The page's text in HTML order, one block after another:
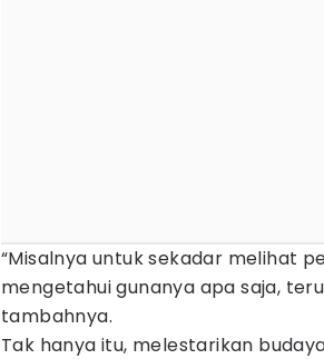
“Misalnya untuk sekadar melihat
mengetahui gunanya apa saja,
tambahnya.
Tak hanya itu, melestarikan